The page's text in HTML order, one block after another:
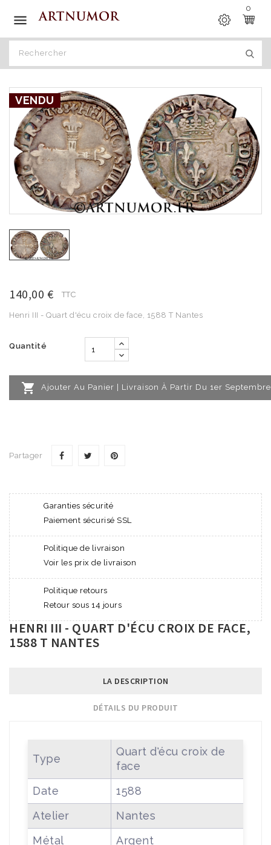

0
VENDU
140,00 € TTC
Henri III - Quart d'écu croix de face, 1588 T Nantes
Quantité
 Ajouter Au Panier | Livraison À Partir Du 1er Septembre
Partager
Garanties sécurité
Paiement sécurisé SSL
Politique de livraison
Voir les prix de livraison
Politique retours
Retour sous 14 jours
HENRI III - QUART D'ÉCU CROIX DE FACE,
1588 T NANTES
LA DESCRIPTION
DÉTAILS DU PRODUIT
Type
Quart d'écu croix de
face
Date
1588
Atelier
Nantes
Métal
Argent